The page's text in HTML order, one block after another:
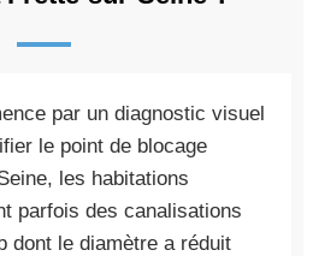
par un diagnostic visuel
le point de blocage
les habitations
parfois des canalisations
dont le diamètre a réduit